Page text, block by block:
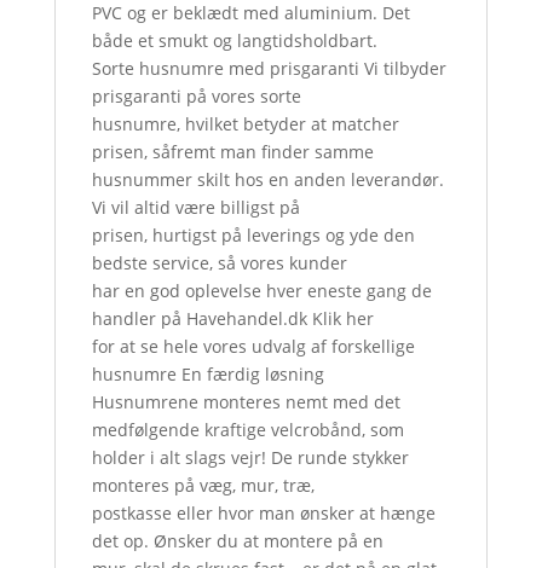
PVC og er beklædt med aluminium. Det
både et smukt og langtidsholdbart.
Sorte husnumre med prisgaranti Vi tilbyder
prisgaranti på vores sorte
husnumre, hvilket betyder at matcher
prisen, såfremt man finder samme
husnummer skilt hos en anden leverandør.
Vi vil altid være billigst på
prisen, hurtigst på leverings og yde den
bedste service, så vores kunder
har en god oplevelse hver eneste gang de
handler på Havehandel.dk Klik her
for at se hele vores udvalg af forskellige
husnumre En færdig løsning
Husnumrene monteres nemt med det
medfølgende kraftige velcrobånd, som
holder i alt slags vejr! De runde stykker
monteres på væg, mur, træ,
postkasse eller hvor man ønsker at hænge
det op. Ønsker du at montere på en